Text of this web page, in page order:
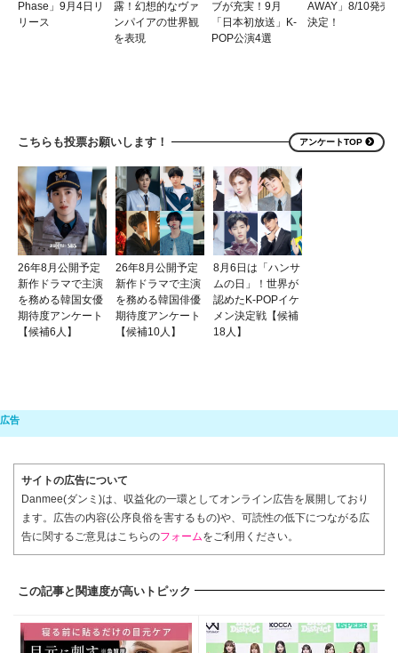
Phase」9月4日リ
リース
露！幻想的なヴァ
ンパイアの世界観
を表現
ブが充実！9月
「日本初放送」K-
POP公演4選
AWAY」8/10発売
決定！
こちらも投票お願いします！ アンケートTOP
26年8月公開予定
新作ドラマで主演
を務める韓国女優
期待度アンケート
【候補6人】
26年8月公開予定
新作ドラマで主演
を務める韓国俳優
期待度アンケート
【候補10人】
8月6日は「ハンサ
ムの日」！世界が
認めたK-POPイケ
メン決定戦【候補
18人】
サイトの広告について
Danmee(ダンミ)は、収益化の一環としてオンライン広告を展開しており
ます。広告の内容(公序良俗を害するもの)や、可読性の低下につながる広
告に関するご意見はこちらのフォームをご利用ください。
この記事と関連度が高いトピック